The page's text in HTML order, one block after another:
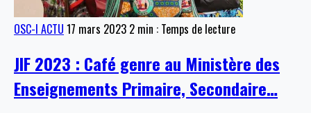
OSC-I ACTU 17 mars 2023 2 min : Temps de lecture
JIF 2023 : Café genre au Ministère des
Enseignements Primaire, Secondaire…